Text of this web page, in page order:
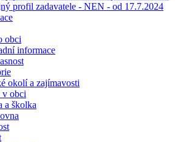
profil zadavatele - NEN - od 17.7.2024
obci
informace
okolí a zajímavosti
v obci
a školka